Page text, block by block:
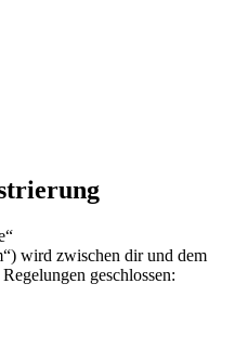
wird zwischen dir und dem
geschlossen: